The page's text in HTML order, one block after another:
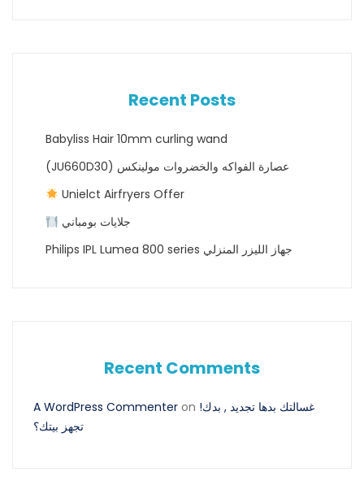
Recent Posts
Babyliss Hair 10mm curling wand
(JU660D30) عصارة الفواكه والخضروات مولينكس
Unielct Airfryers Offer
جلايات بومباني
Philips IPL Lumea 800 series جهاز الليزر المنزلي
Recent Comments
A WordPress Commenter on !غسالتك بدها تجديد , بدك
تجهز بيتك؟